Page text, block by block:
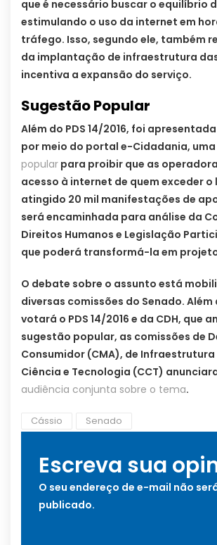
que é necessário buscar o equilíbrio
estimulando o uso da internet em
tráfego. Isso, segundo ele, também
da implantação de infraestrutura
incentiva a expansão do serviço.
Sugestão Popular
Além do PDS 14/2016, foi
por meio do portal e-Cidadania, uma
popular para proibir que as
acesso à internet de quem exceder o
atingido 20 mil manifestações de
será encaminhada para análise da
Direitos Humanos e Legislação
que poderá transformá-la em
O debate sobre o assunto está
diversas comissões do Senado. Além
votará o PDS 14/2016 e da CDH, que
sugestão popular, as comissões de
Consumidor (CMA), de Infraestrutura
Ciência e Tecnologia (CCT)
audiência conjunta sobre o tema.
Cássio Senado
Escreva sua
O seu endereço de e-mail não
publicado.